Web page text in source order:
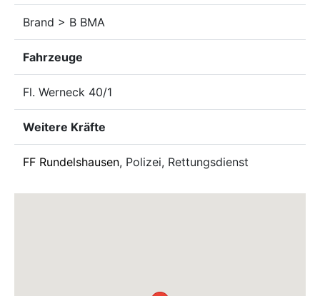
Brand > B BMA
Fahrzeuge
Fl. Werneck 40/1
Weitere Kräfte
FF Rundelshausen, Polizei, Rettungsdienst